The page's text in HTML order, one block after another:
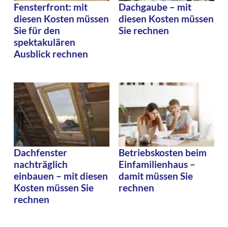
Fensterfront: mit
diesen Kosten müssen
Sie für den
spektakulären
Ausblick rechnen
Dachgaube – mit
diesen Kosten müssen
Sie rechnen
Dachfenster
nachträglich
einbauen – mit diesen
Kosten müssen Sie
rechnen
Betriebskosten beim
Einfamilienhaus –
damit müssen Sie
rechnen